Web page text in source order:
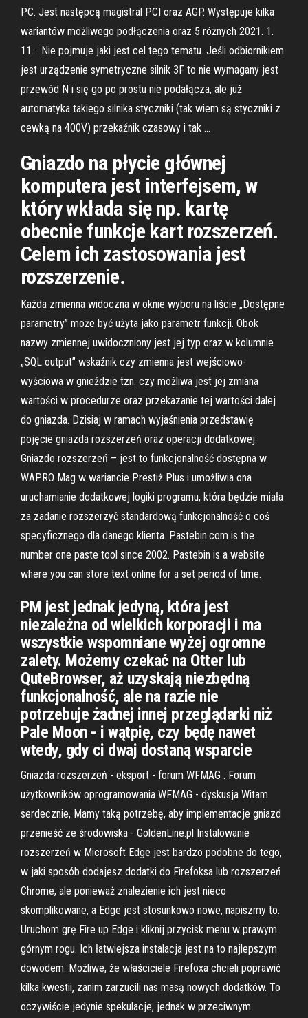
PC. Jest następcą magistral PCI oraz AGP. Występuje kilka
wariantów możliwego podłączenia oraz 5 różnych 2021. 1.
11. · Nie pojmuje jaki jest cel tego tematu. Jeśli odbiornikiem
jest urządzenie symetryczne silnik 3F to nie wymagany jest
przewód N i się go po prostu nie podałącza, ale już
automatyka takiego silnika styczniki (tak wiem są styczniki z
cewką na 400V) przekaźnik czasowy i tak …
Gniazdo na płycie głównej
komputera jest interfejsem, w
który wkłada się np. kartę
obecnie funkcje kart rozszerzeń.
Celem ich zastosowania jest
rozszerzenie.
Każda zmienna widoczna w oknie wyboru na liście „Dostępne
parametry” może być użyta jako parametr funkcji. Obok
nazwy zmiennej uwidoczniony jest jej typ oraz w kolumnie
„SQL output” wskaźnik czy zmienna jest wejściowo-
wyściowa w gnieździe tzn. czy możliwa jest jej zmiana
wartości w procedurze oraz przekazanie tej wartości dalej
do gniazda. Dzisiaj w ramach wyjaśnienia przedstawię
pojęcie gniazda rozszerzeń oraz operacji dodatkowej.
Gniazdo rozszerzeń – jest to funkcjonalność dostępna w
WAPRO Mag w wariancie Prestiż Plus i umożliwia ona
uruchamianie dodatkowej logiki programu, która będzie miała
za zadanie rozszerzyć standardową funkcjonalność o coś
specyficznego dla danego klienta. Pastebin.com is the
number one paste tool since 2002. Pastebin is a website
where you can store text online for a set period of time.
PM jest jednak jedyną, która jest
niezależna od wielkich korporacji i ma
wszystkie wspomniane wyżej ogromne
zalety. Możemy czekać na Otter lub
QuteBrowser, aż uzyskają niezbędną
funkcjonalność, ale na razie nie
potrzebuje żadnej innej przeglądarki niż
Pale Moon - i wątpię, czy będę nawet
wtedy, gdy ci dwaj dostaną wsparcie
Gniazda rozszerzeń - eksport - forum WFMAG . Forum
użytkowników oprogramowania WFMAG - dyskusja Witam
serdecznie, Mamy taką potrzebę, aby implementacje gniazd
przenieść ze środowiska - GoldenLine.pl Instalowanie
rozszerzeń w Microsoft Edge jest bardzo podobne do tego,
w jaki sposób dodajesz dodatki do Firefoksa lub rozszerzeń
Chrome, ale ponieważ znalezienie ich jest nieco
skomplikowane, a Edge jest stosunkowo nowe, napiszmy to.
Uruchom grę Fire up Edge i kliknij przycisk menu w prawym
górnym rogu. Ich łatwiejsza instalacja jest na to najlepszym
dowodem. Możliwe, że właściciele Firefoxa chcieli poprawić
kilka kwestii, zanim zarzucili nas masą nowych dodatków. To
oczywiście jedynie spekulacje, jednak w przeciwnym